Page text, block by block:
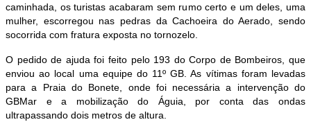
caminhada, os turistas acabaram sem rumo certo e um deles, uma
mulher, escorregou nas pedras da Cachoeira do Aerado, sendo
socorrida com fratura exposta no tornozelo.
O pedido de ajuda foi feito pelo 193 do Corpo de Bombeiros, que
enviou ao local uma equipe do 11º GB. As vítimas foram levadas
para a Praia do Bonete, onde foi necessária a intervenção do
GBMar e a mobilização do Águia, por conta das ondas
ultrapassando dois metros de altura.